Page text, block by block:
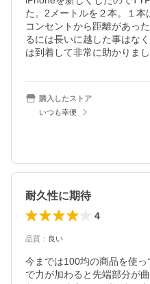
た。2メートルを２本。１
コンセントから距離があっ
るには長いに越した事はな
は到着して非常に助かりまし
購入したストア
いつも幸便
耐久性に期待
4
品質 ： 良い
今までは100均の商品を使
で力が加わると先端部分が